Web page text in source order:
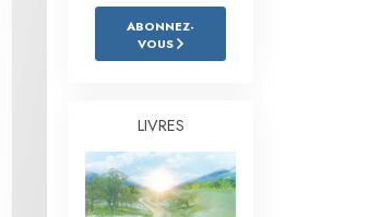
L’échelle des tons émotionnels
Réponses aux drogues
L’éthique et les conditions
ABONNEZ-
VOUS
LIVRES